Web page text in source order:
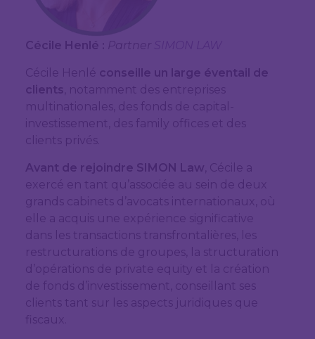
Cécile Henlé : Partner
Cécile Henlé conseille un large éventail de
clients , notamment des entreprises
multinationales, des fonds de capital-
investissement, des family offices et des
clients privés.
Avant de rejoindre SIMON Law , Cécile a
exercé en tant qu’associée au sein de deux
grands cabinets d’avocats internationaux, où
elle a acquis une expérience significative
dans les transactions transfrontalières, les
restructurations de groupes, la structuration
d’opérations de private equity et la création
de fonds d’investissement, conseillant ses
clients tant sur les aspects juridiques que
fiscaux.